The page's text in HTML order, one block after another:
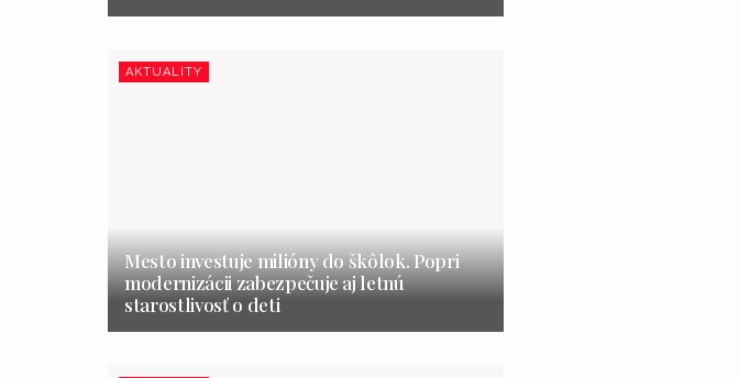
AKTUALITY
Mesto investuje milióny do škôlok. Popri
modernizácii zabezpečuje aj letnú
starostlivosť o deti